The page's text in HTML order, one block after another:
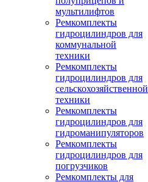
мультилифтов
Ремкомплекты
гидроцилиндров для
коммунальной
техники
Ремкомплекты
гидроцилиндров для
сельскохозяйственной
техники
Ремкомплекты
гидроцилиндров для
гидроманипуляторов
Ремкомплекты
гидроцилиндров для
погрузчиков
Ремкомплекты для